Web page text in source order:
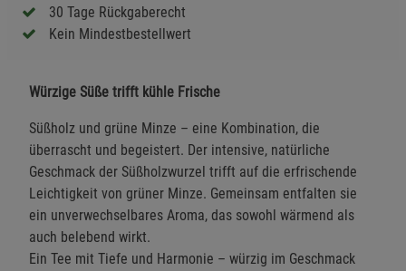
30 Tage Rückgaberecht
Kein Mindestbestellwert
Würzige Süße trifft kühle Frische
Süßholz und grüne Minze – eine Kombination, die
überrascht und begeistert. Der intensive, natürliche
Geschmack der Süßholzwurzel trifft auf die erfrischende
Leichtigkeit von grüner Minze. Gemeinsam entfalten sie
ein unverwechselbares Aroma, das sowohl wärmend als
auch belebend wirkt.
Ein Tee mit Tiefe und Harmonie – würzig im Geschmack